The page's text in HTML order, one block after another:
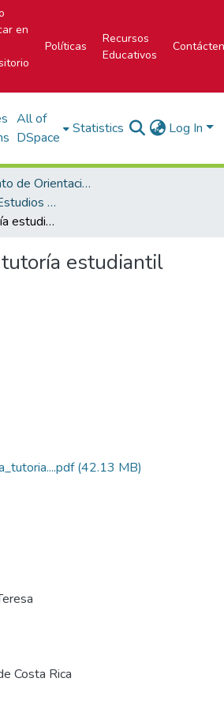
en
Políticas
Recursos
Educativos
All of
DSpace
Statistics Log In
Departamento de Orientación y Psicología
Investigaciones y Estudios del DOP
Programa de tutoría estudiantil
estudiantil
(42.13 MB)
Costa Rica